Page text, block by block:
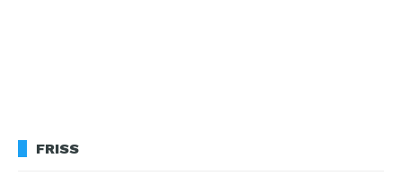
FRISS